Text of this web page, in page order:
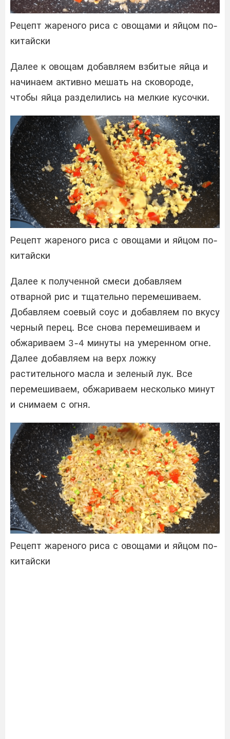
Рецепт жареного риса с овощами и яйцом по-
китайски
Далее к овощам добавляем взбитые яйца и
начинаем активно мешать на сковороде,
чтобы яйца разделились на мелкие кусочки.
Рецепт жареного риса с овощами и яйцом по-
китайски
Далее к полученной смеси добавляем
отварной рис и тщательно перемешиваем.
Добавляем соевый соус и добавляем по вкусу
черный перец. Все снова перемешиваем и
обжариваем 3-4 минуты на умеренном огне.
Далее добавляем на верх ложку
растительного масла и зеленый лук. Все
перемешиваем, обжариваем несколько минут
и снимаем с огня.
Рецепт жареного риса с овощами и яйцом по-
китайски